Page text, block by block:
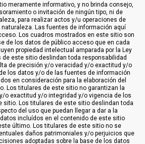
meramente informativo, y no brinda consejo,
o invitación de ningún tipo, ni de
para realizar actos y/u operaciones de
Las fuentes de información aquí
Los cuadros mostrados en este sitio son
de los datos de público acceso que en cada
propiedad intelectual amparada por la Ley
de este sitio deslindan toda responsabilidad
de precisión y/o veracidad y/o exactitud y/o
los datos y/o de las fuentes de información
en consideración para la elaboración del
Los titulares de este sitio no garantizan la
o exactitud y/o integridad y/o vigencia de los
sitio. Los titulares de este sitio deslindan toda
del uso que puedan llegar a dar a la
incluídos en el contenido de este sitio
último. Los titulares de este sitio no se
daños patrimoniales y/o perjuicios que
adoptadas sobre la base de los datos